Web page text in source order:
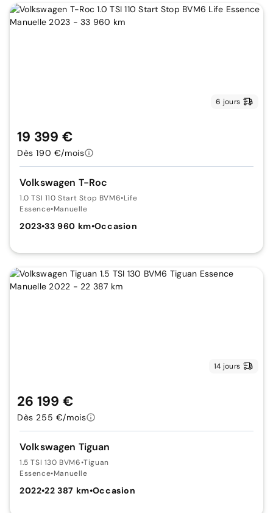
6 jours
Volkswagen T-Roc
1.0 TSI 110 Start Stop BVM6•Life
Essence•Manuelle
2023•33 960 km•Occasion
19 399 €
Dès 190 €/mois
14 jours
Volkswagen Tiguan
1.5 TSI 130 BVM6•Tiguan
Essence•Manuelle
2022•22 387 km•Occasion
26 199 €
Dès 255 €/mois